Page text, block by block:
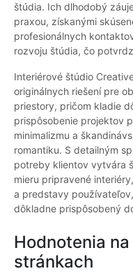
štúdia. Ich dlhodobý
praxou, získanými
profesionálnych
rozvoju štúdia, čo
Interiérové štúdio
originálnych riešení pre
priestory, pričom kladie
prispôsobenie projektov
minimalizmu a
romantiku. S detailným
potreby klientov vytvára
mieru pripravené
a predstavy
dôkladne prispôsobený
Hodnotenia
stránkach